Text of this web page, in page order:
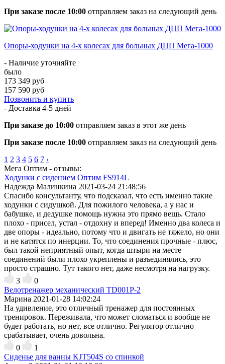
При заказе после 10:00 отправляем заказ на следующий день
Опоры-ходунки на 4-х колесах для больных ДЦП Мега-1000
- Наличие уточняйте
было
173 349 руб
157 590 руб
Позвонить и купить
- Доставка 4-5 дней
При заказе до 10:00 отправляем заказ в этот же день
При заказе после 10:00 отправляем заказ на следующий день
1 2 3 4 5 6 7 ›
Мега Оптим - отзывы:
Ходунки с сидением Оптим FS914L
Надежда Малинкина 2021-03-24 21:48:56
Спасибо консультанту, что подсказал, что есть именно такие
ходунки с сидушкой. Для пожилого человека, а у нас и
бабушке, и дедушке помощь нужна это прямо вещь. Стало
плохо - присел, устал - отдохну и вперед! Именно два колеса и
две опоры - идеально, потому что и двигать не тяжело, но они
и не катятся по инерции. То, что соединения прочные - плюс,
был такой неприятный опыт, когда штыри на месте
соединений были плохо укреплены и разъединялись, это
просто страшно. Тут такого нет, даже несмотря на нагрузку.
3
0
Велотренажер механический TD001P-2
Марина 2021-01-28 14:02:24
На удивление, это отличный тренажер для постоянных
тренировок. Переживала, что может сломаться и вообще не
будет работать, но нет, все отлично. Регулятор отлично
срабатывает, очень довольна.
0
1
Cиденье для ванны KJT504S со спинкой